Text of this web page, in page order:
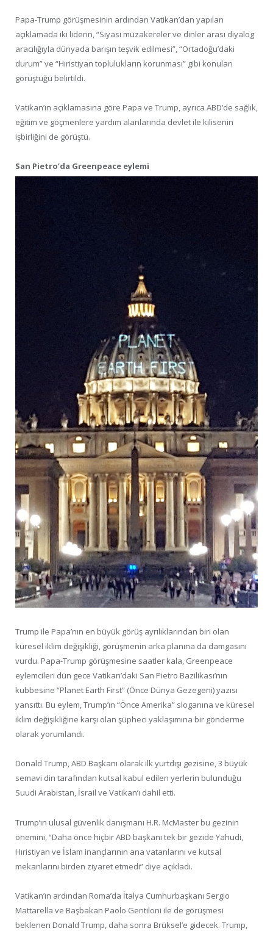
Papa-Trump görüşmesinin ardından Vatikan’dan yapılan
açıklamada iki liderin, “Siyasi müzakereler ve dinler arası diyalog
aracılığıyla dünyada barışın teşvik edilmesi”, “Ortadoğu’daki
durum” ve “Hıristiyan toplulukların korunması” gibi konuları
görüştüğü belirtildi.
Vatikan’ın açıklamasına göre Papa ve Trump, ayrıca ABD’de sağlık,
eğitim ve göçmenlere yardım alanlarında devlet ile kilisenin
işbirliğini de görüştü.
San Pietro’da Greenpeace eylemi
Trump ile Papa’nın en büyük görüş ayrılıklarından biri olan
küresel iklim değişikliği, görüşmenin arka planına da damgasını
vurdu. Papa-Trump görüşmesine saatler kala, Greenpeace
eylemcileri dün gece Vatikan’daki San Pietro Bazilikası’nın
kubbesine “Planet Earth First” (Önce Dünya Gezegeni) yazısı
yansıttı. Bu eylem, Trump’ın “Önce Amerika” sloganına ve küresel
iklim değişikliğine karşı olan şüpheci yaklaşımına bir gönderme
olarak yorumlandı.
Donald Trump, ABD Başkanı olarak ilk yurtdışı gezisine, 3 büyük
semavi din tarafından kutsal kabul edilen yerlerin bulunduğu
Suudi Arabistan, İsrail ve Vatikan’ı dahil etti.
Trump’ın ulusal güvenlik danışmanı H.R. McMaster bu gezinin
önemini, “Daha önce hiçbir ABD başkanı tek bir gezide Yahudi,
Hıristiyan ve İslam inançlarının ana vatanlarını ve kutsal
mekanlarını birden ziyaret etmedi” diye açıkladı.
Vatikan’ın ardından Roma’da İtalya Cumhurbaşkanı Sergio
Mattarella ve Başbakan Paolo Gentiloni ile de görüşmesi
beklenen Donald Trump, daha sonra Brüksel’e gidecek. Trump,